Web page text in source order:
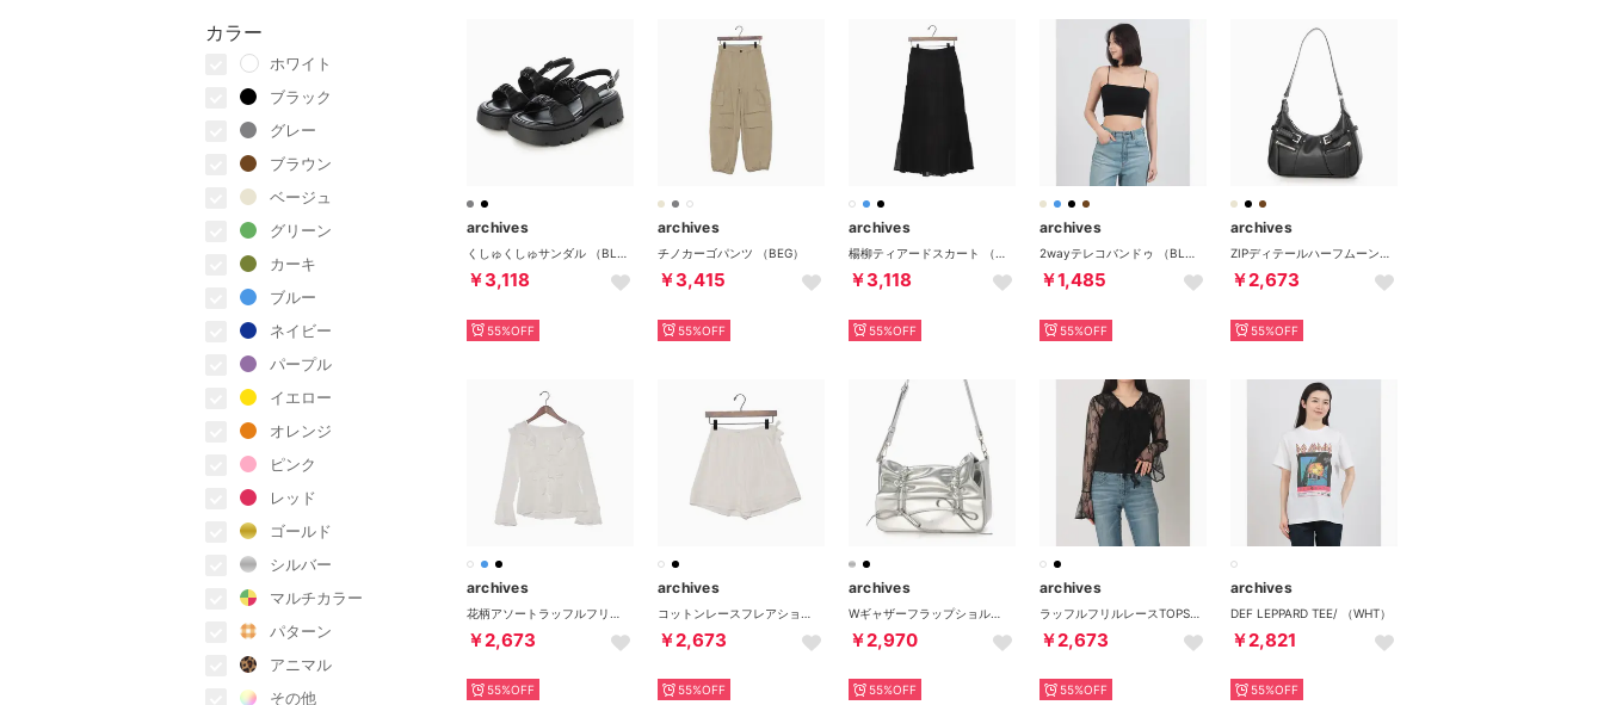
カラー
ホワイト
ブラック
グレー
ブラウン
ベージュ
グリーン
カーキ
ブルー
ネイビー
パープル
イエロー
オレンジ
ピンク
レッド
ゴールド
シルバー
マルチカラー
パターン
アニマル
その他
archives
￥3,118
55%OFF
archives
チノカーゴパンツ （BEG）
￥3,415
55%OFF
archives
￥3,118
55%OFF
archives
￥1,485
55%OFF
archives
￥2,673
55%OFF
archives
￥2,673
55%OFF
archives
￥2,673
55%OFF
archives
￥2,970
55%OFF
archives
￥2,673
55%OFF
archives
DEF LEPPARD TEE/ （WHT）
￥2,821
55%OFF